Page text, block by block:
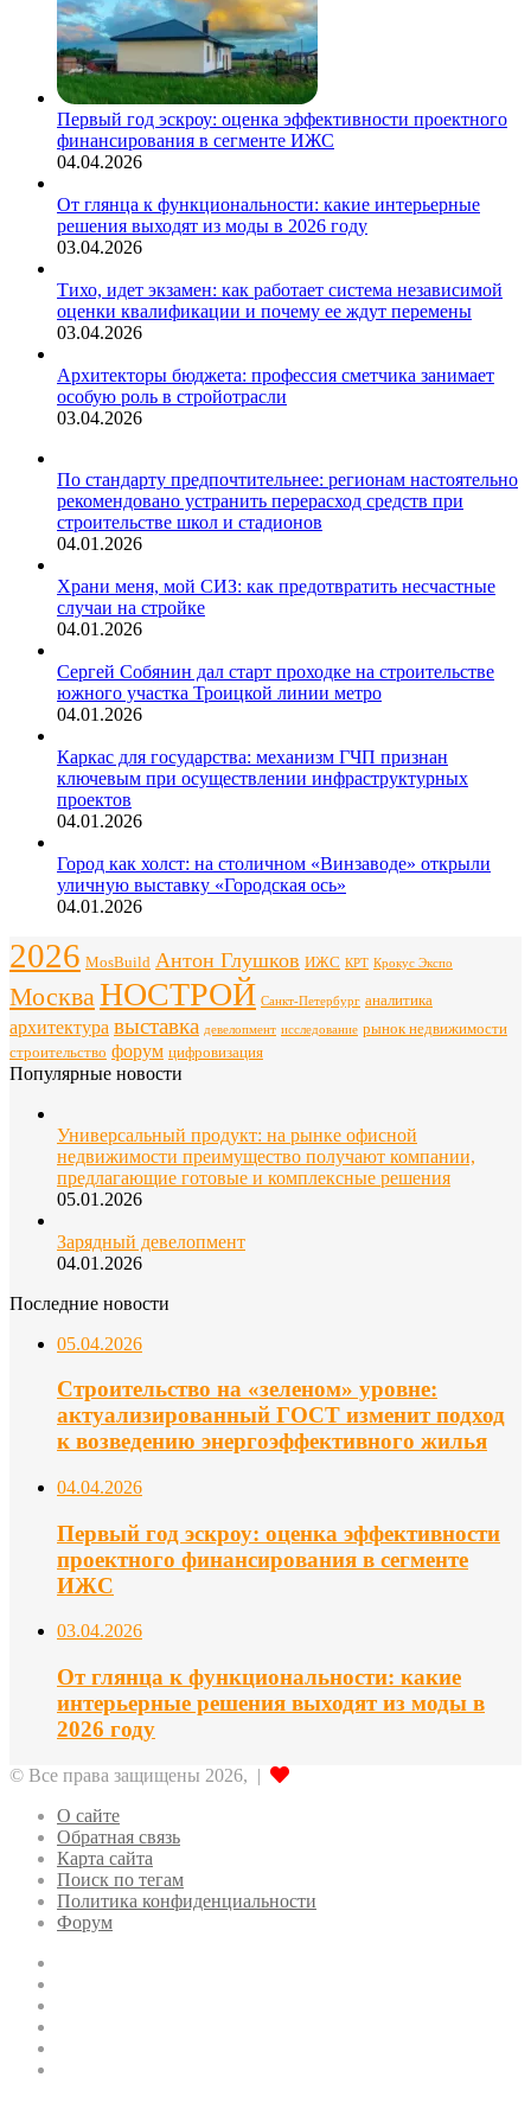
Первый год эскроу: оценка эффективности проектного
финансирования в сегменте ИЖС
04.04.2026
От глянца к функциональности: какие интерьерные
решения выходят из моды в 2026 году
03.04.2026
Тихо, идет экзамен: как работает система независимой
оценки квалификации и почему ее ждут перемены
03.04.2026
Архитекторы бюджета: профессия сметчика занимает
особую роль в стройотрасли
03.04.2026
По стандарту предпочтительнее: регионам настоятельно
рекомендовано устранить перерасход средств при
строительстве школ и стадионов
04.01.2026
Храни меня, мой СИЗ: как предотвратить несчастные
случаи на стройке
04.01.2026
Сергей Собянин дал старт проходке на строительстве
южного участка Троицкой линии метро
04.01.2026
Каркас для государства: механизм ГЧП признан
ключевым при осуществлении инфраструктурных
проектов
04.01.2026
Город как холст: на столичном «Винзаводе» открыли
уличную выставку «Городская ось»
04.01.2026
2026 MosBuild Антон Глушков ИЖС КРТ Крокус Экспо
Москва НОСТРОЙ Санкт-Петербург аналитика
архитектура выставка девелопмент исследование рынок недвижимости
строительство форум цифровизация
Популярные новости
Универсальный продукт: на рынке офисной
недвижимости преимущество получают компании,
предлагающие готовые и комплексные решения
05.01.2026
Зарядный девелопмент
04.01.2026
Последние новости
05.04.2026
Строительство на «зеленом» уровне:
актуализированный ГОСТ изменит подход
к возведению энергоэффективного жилья
04.04.2026
Первый год эскроу: оценка эффективности
проектного финансирования в сегменте
ИЖС
03.04.2026
От глянца к функциональности: какие
интерьерные решения выходят из моды в
2026 году
© Все права защищены 2026, |
О сайте
Обратная связь
Карта сайта
Поиск по тегам
Политика конфиденциальности
Форум